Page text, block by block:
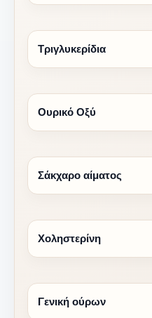
Τριγλυκερίδια
Ουρικό Οξύ
Σάκχαρο αίματος
Χοληστερίνη
Γενική ούρων